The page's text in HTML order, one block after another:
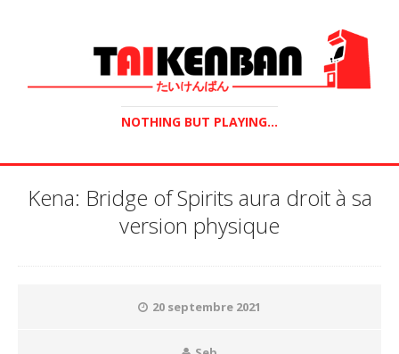
NOTHING BUT PLAYING...
Kena: Bridge of Spirits aura droit à sa
version physique
20 septembre 2021